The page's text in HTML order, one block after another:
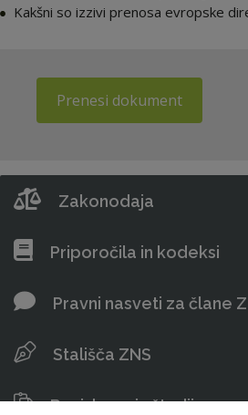
Kakšni so izzivi prenosa evropske
Prenesi dokument
Zakonodaja
Priporočila in kodeksi
Pravni nasveti za člane
Stališča ZNS
Raziskave in študije